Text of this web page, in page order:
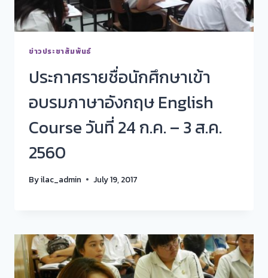
ข่าวประชาสัมพันธ์
ประกาศรายชื่อนักศึกษาเข้า
อบรมภาษาอังกฤษ English
Course วันที่ 24 ก.ค. – 3 ส.ค.
2560
Byilac_admin July 19, 2017